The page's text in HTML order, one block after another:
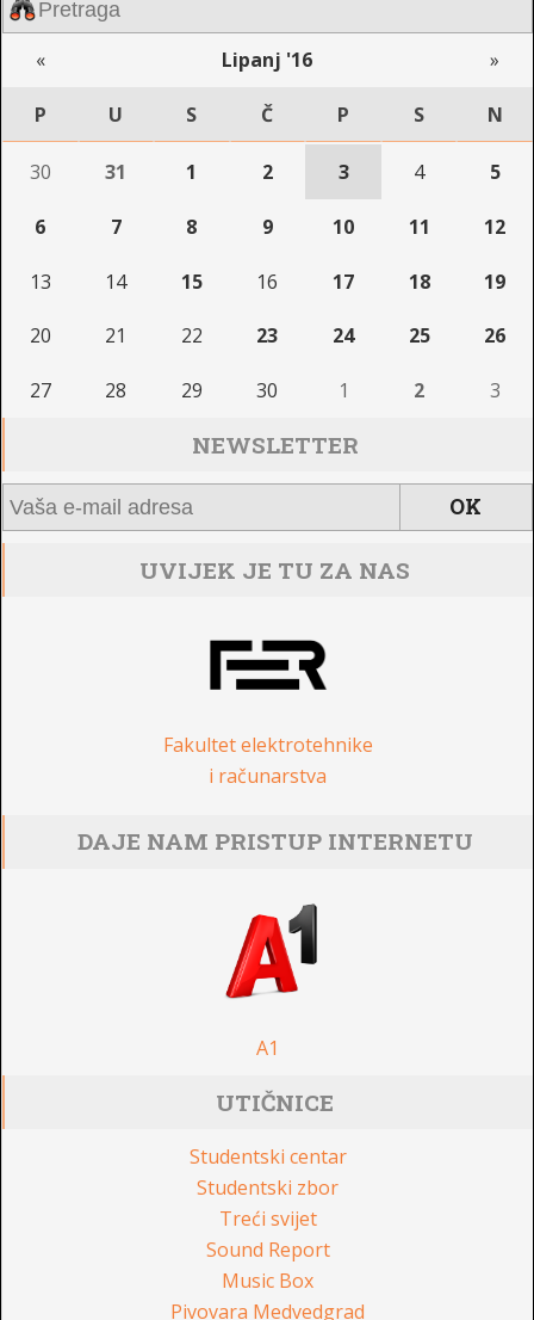
« Lipanj '16 »
P U S Č P S N
30 31 1 2 3 4 5
6 7 8 9 10 11 12
13 14 15 16 17 18 19
20 21 22 23 24 25 26
27 28 29 30 1 2 3
NEWSLETTER
UVIJEK JE TU ZA NAS
Fakultet elektrotehnike
i računarstva
DAJE NAM PRISTUP INTERNETU
A1
UTIČNICE
Studentski centar
Studentski zbor
Treći svijet
Sound Report
Music Box
Pivovara Medvedgrad